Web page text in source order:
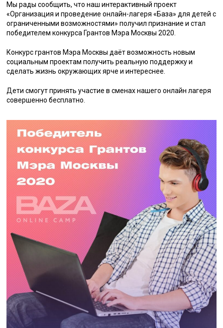
Мы рады сообщить, что наш интерактивный проект
«Организация и проведение онлайн-лагеря «База» для детей с
ограниченными возможностями» получил признание и стал
победителем конкурса Грантов Мэра Москвы 2020.
Конкурс грантов Мэра Москвы даёт возможность новым
социальным проектам получить реальную поддержку и
сделать жизнь окружающих ярче и интереснее.
Дети смогут принять участие в сменах нашего онлайн лагеря
совершенно бесплатно.